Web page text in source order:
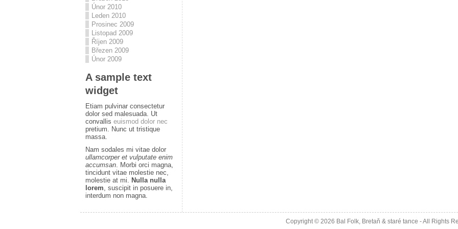
Únor 2010
Leden 2010
Prosinec 2009
Listopad 2009
Říjen 2009
Březen 2009
Únor 2009
A sample text
widget
Etiam pulvinar consectetur
dolor sed malesuada. Ut
convallis euismod dolor nec
pretium. Nunc ut tristique
massa.
Nam sodales mi vitae dolor
ullamcorper et vulputate enim
accumsan. Morbi orci magna,
tincidunt vitae molestie nec,
molestie at mi. Nulla nulla
lorem, suscipit in posuere in,
interdum non magna.
Copyright © 2026 Bal Folk, Bretaň & staré tance - All Rights